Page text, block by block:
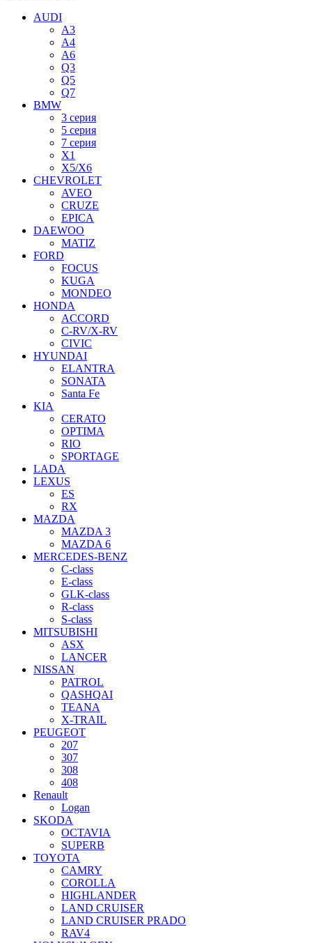
AUDI
A3
A4
A6
Q3
Q5
Q7
BMW
3 серия
5 серия
7 серия
X1
X5/X6
CHEVROLET
AVEO
CRUZE
EPICA
DAEWOO
MATIZ
FORD
FOCUS
KUGA
MONDEO
HONDA
ACCORD
C-RV/X-RV
CIVIC
HYUNDAI
ELANTRA
SONATA
Santa Fe
KIA
CERATO
OPTIMA
RIO
SPORTAGE
LADA
LEXUS
ES
RX
MAZDA
MAZDA 3
MAZDA 6
MERCEDES-BENZ
C-class
E-class
GLK-class
R-class
S-class
MITSUBISHI
ASX
LANCER
NISSAN
PATROL
QASHQAI
TEANA
X-TRAIL
PEUGEOT
207
307
308
408
Renault
Logan
SKODA
OCTAVIA
SUPERB
TOYOTA
CAMRY
COROLLA
HIGHLANDER
LAND CRUISER
LAND CRUISER PRADO
RAV4